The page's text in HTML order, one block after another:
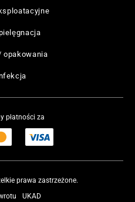
opakowania
płatności za
prawa zastrzeżone.
UKAD